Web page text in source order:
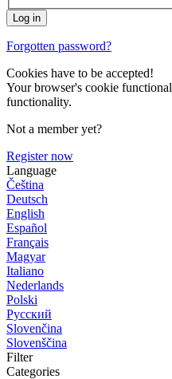
Forgotten password?
Cookies have to be accepted!
Your browser's cookie
functionality.
Not a member yet?
Register now
Language
Čeština
Deutsch
English
Español
Français
Magyar
Italiano
Nederlands
Polski
Русский
Slovenčina
Slovenščina
Filter
Categories